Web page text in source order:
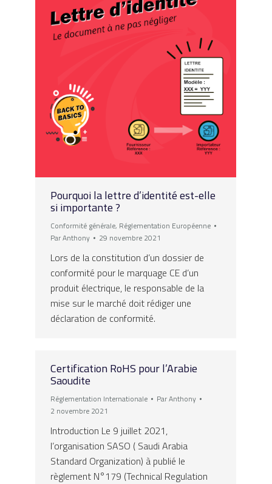
Pourquoi la lettre d’identité est-elle
si importante ?
Conformité générale, Réglementation Européenne
ParAnthony 29 novembre 2021
Lors de la constitution d’un dossier de
conformité pour le marquage CE d’un
produit électrique, le responsable de la
mise sur le marché doit rédiger une
déclaration de conformité.
Certification RoHS pour l’Arabie
Saoudite
Réglementation Internationale ParAnthony
2 novembre 2021
Introduction Le 9 juillet 2021,
l’organisation SASO ( Saudi Arabia
Standard Organization) à publié le
règlement N°179 (Technical Regulation